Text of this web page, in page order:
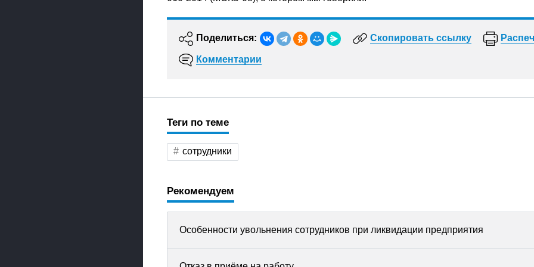
Поделиться: Скопировать ссылку
Комментарии
Теги по теме
сотрудники
Рекомендуем
Особенности увольнения сотрудников при ликвидации предприятия